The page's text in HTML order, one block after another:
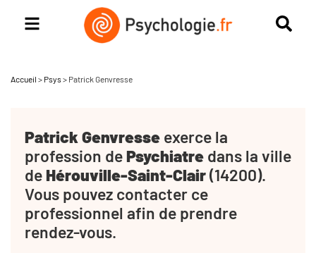
Accueil > Psys > Patrick Genvresse
Patrick Genvresse exerce la
profession dePsychiatre dans la ville
de Hérouville-Saint-Clair(14200).
Vous pouvez contacter ce
professionnel afin de prendre
rendez-vous.